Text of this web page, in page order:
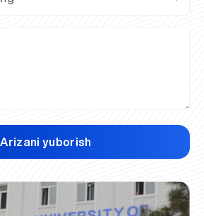
Arizani yuborish